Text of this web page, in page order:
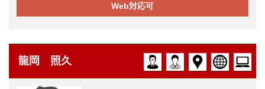
Web対応可
龍岡 照久